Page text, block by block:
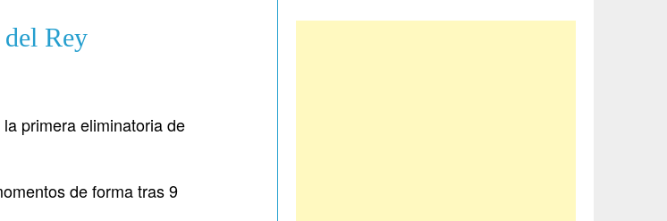
Rey
primera eliminatoria de
de forma tras 9